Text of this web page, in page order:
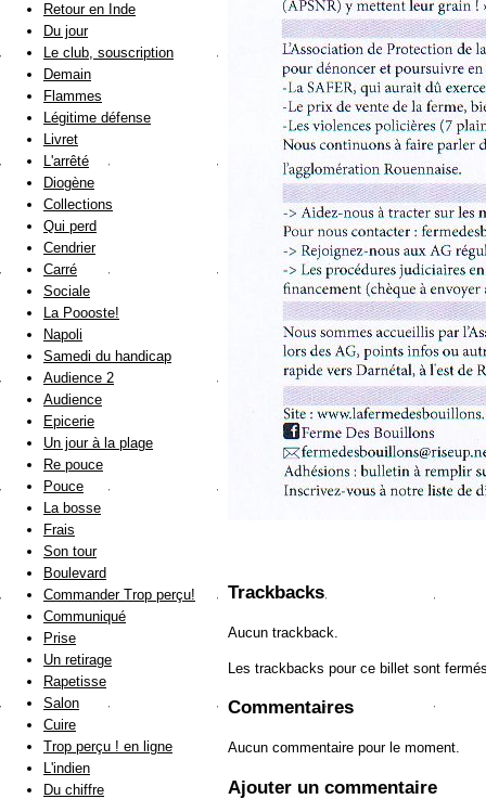
Trackbacks
Aucun trackback.
Les trackbacks pour ce billet sont
Commentaires
Aucun commentaire pour le moment.
Ajouter un commentaire
Retour en Inde
Du jour
Le club, souscription
Demain
Flammes
Légitime défense
Livret
L'arrêté
Diogène
Collections
Qui perd
Cendrier
Carré
Sociale
La Poooste!
Napoli
Samedi du handicap
Audience 2
Audience
Epicerie
Un jour à la plage
Re pouce
Pouce
La bosse
Frais
Son tour
Boulevard
Commander Trop perçu!
Communiqué
Prise
Un retirage
Rapetisse
Salon
Cuire
Trop perçu ! en ligne
L'indien
Du chiffre